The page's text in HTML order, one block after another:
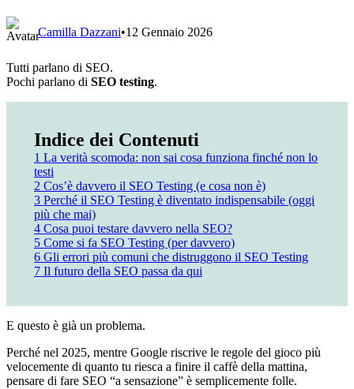
Camilla Dazzani•12 Gennaio 2026
Tutti parlano di SEO.
Pochi parlano di SEO testing.
Indice dei Contenuti
1 La verità scomoda: non sai cosa funziona finché non lo
testi
2 Cos’è davvero il SEO Testing (e cosa non è)
3 Perché il SEO Testing è diventato indispensabile (oggi
più che mai)
4 Cosa puoi testare davvero nella SEO?
5 Come si fa SEO Testing (per davvero)
6 Gli errori più comuni che distruggono il SEO Testing
7 Il futuro della SEO passa da qui
E questo è già un problema.
Perché nel 2025, mentre Google riscrive le regole del gioco più
velocemente di quanto tu riesca a finire il caffè della mattina,
pensare di fare SEO “a sensazione” è semplicemente folle.